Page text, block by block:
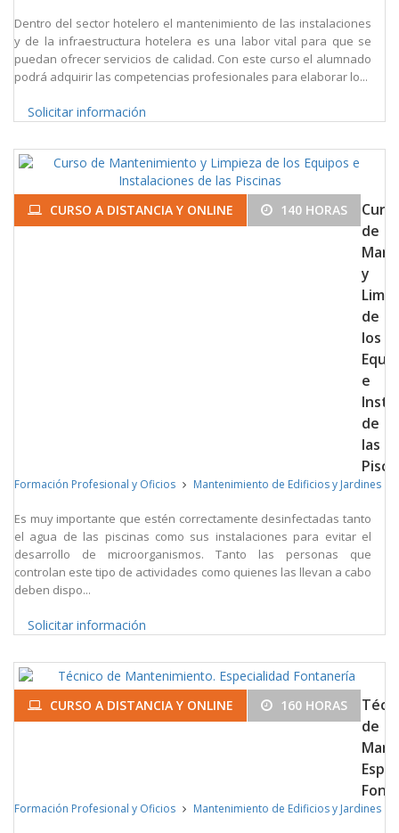
Dentro del sector hotelero el mantenimiento de las instalaciones
y de la infraestructura hotelera es una labor vital para que se
puedan ofrecer servicios de calidad. Con este curso el alumnado
podrá adquirir las competencias profesionales para elaborar lo...
Solicitar información
CURSO A DISTANCIA Y ONLINE 140 HORAS
de
y
de
los
e
de
las
Formación Profesional y Oficios Mantenimiento de Edificios y Jardines
Es muy importante que estén correctamente desinfectadas tanto
el agua de las piscinas como sus instalaciones para evitar el
desarrollo de microorganismos. Tanto las personas que
controlan este tipo de actividades como quienes las llevan a cabo
deben dispo...
Solicitar información
CURSO A DISTANCIA Y ONLINE 160 HORAS
de
Formación Profesional y Oficios Mantenimiento de Edificios y Jardines